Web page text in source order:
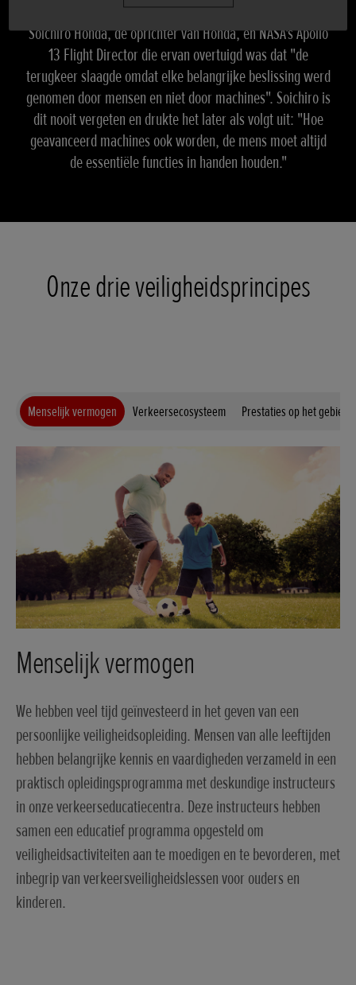
Onze focus op veiligheid begon met een gesprek tussen
Soichiro Honda, de oprichter van Honda, en NASA's Apollo
13 Flight Director die ervan overtuigd was dat "de
terugkeer slaagde omdat elke belangrijke beslissing werd
genomen door mensen en niet door machines". Soichiro is
dit nooit vergeten en drukte het later als volgt uit: "Hoe
geavanceerd machines ook worden, de mens moet altijd
de essentiële functies in handen houden."
Onze drie veiligheidsprincipes
Menselijk vermogen Verkeersecosysteem Prestaties op het gebied
Menselijk vermogen
We hebben veel tijd geïnvesteerd in het geven van een
persoonlijke veiligheidsopleiding. Mensen van alle leeftijden
hebben belangrijke kennis en vaardigheden verzameld in een
praktisch opleidingsprogramma met deskundige instructeurs
in onze verkeerseducatiecentra. Deze instructeurs hebben
samen een educatief programma opgesteld om
veiligheidsactiviteiten aan te moedigen en te bevorderen, met
inbegrip van verkeersveiligheidslessen voor ouders en
kinderen.